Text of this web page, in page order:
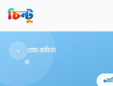
‹ হোম›কবিতা